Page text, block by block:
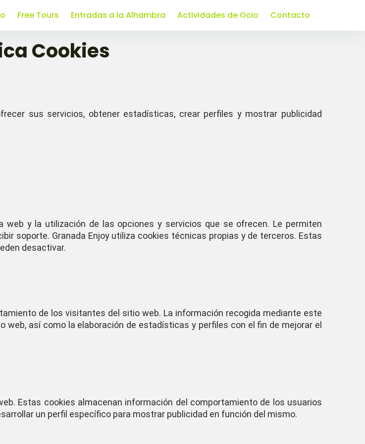
Free Tours Entradas a la Alhambra Actividades de Ocio Contacto
Cookies
sus servicios, obtener estadísticas, crear perfiles y mostrar publicidad
web y la utilización de las opciones y servicios que se ofrecen. Le permiten
soporte. Granada Enjoy utiliza cookies técnicas propias y de terceros. Estas
desactivar.
de los visitantes del sitio web. La información recogida mediante este
así como la elaboración de estadísticas y perfiles con el fin de mejorar el
Estas cookies almacenan información del comportamiento de los usuarios
un perfil específico para mostrar publicidad en función del mismo.